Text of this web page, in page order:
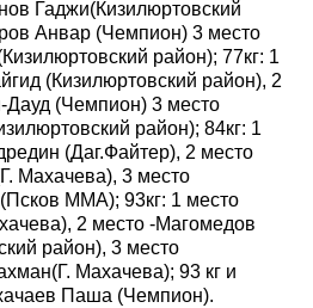
Гаджи(Кизилюртовский
Анвар (Чемпион) 3 место
район); 77кг: 1
(Кизилюртовский район), 2
Дауд (Чемпион) 3 место
район); 84кг: 1
(Даг.Файтер), 2 место
Махачева), 3 место
ММА); 93кг: 1 место
2 место -Магомедов
район), 3 место
Махачева); 93 кг и
Паша (Чемпион).